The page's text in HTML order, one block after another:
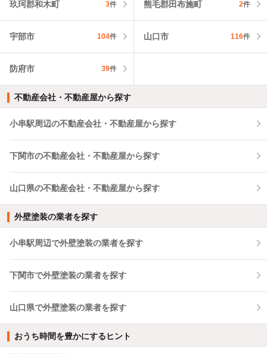
玖珂郡和木町 3件 熊毛郡田布施町 2件
宇部市 104件 山口市 116件
防府市 39件
不動産会社・不動産屋から探す
小串駅周辺の不動産会社・不動産屋から探す
下関市の不動産会社・不動産屋から探す
山口県の不動産会社・不動産屋から探す
外壁塗装の業者を探す
小串駅周辺で外壁塗装の業者を探す
下関市で外壁塗装の業者を探す
山口県で外壁塗装の業者を探す
おうち時間を豊かにするヒント